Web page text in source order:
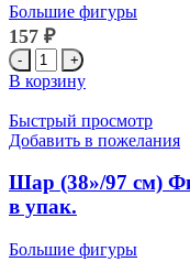
1
шт.
Большие фигуры
157 ₽
Количество
товара
Шар
(38''/97
см)
Полярная
сова,
1
В корзину
Быстрый просмотр
Добавить в пожелания
Шар (38»/97 см)
в упак.
Большие фигуры